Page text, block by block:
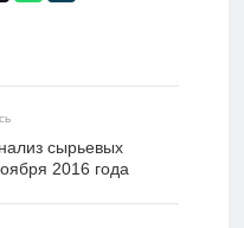
сырьевых
2016 года